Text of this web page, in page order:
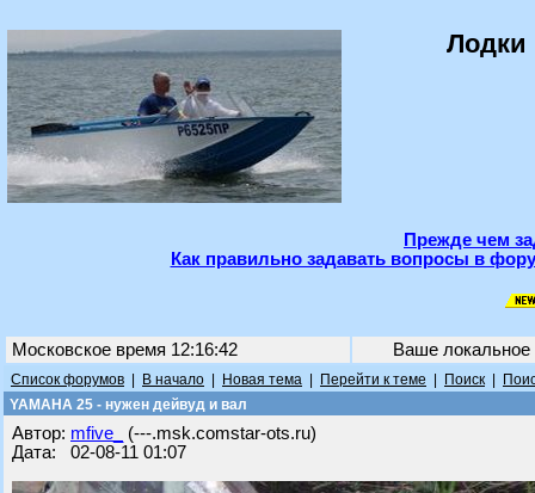
Лодки
Прежде чем
Как правильно задавать вопросы в
Московское время 12:16:42 Ваше
Список форумов В начало Новая тема Перейти к теме Поиск
YAMAHA 25 - нужен дейвуд и вал
Автор: mfive_
(---.msk.comstar-ots.ru)
Дата: 02-08-11 01:07